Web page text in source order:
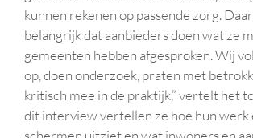
kunnen rekenen op passende zorg.
belangrijk dat aanbieders doen wat ze
gemeenten hebben afgesproken. Wij
op, doen onderzoek, praten met
kritisch mee in de praktijk,” vertelt het
dit interview vertellen ze hoe hun werk